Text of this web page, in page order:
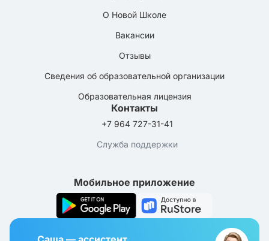
О Новой Школе
Вакансии
Отзывы
Сведения об образовательной организации
Образовательная лицензия
Контакты
+7 964 727-31-41
Служба поддержки
Мобильное приложение